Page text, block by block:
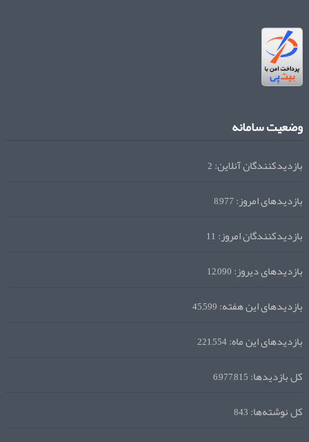
وضعیت سامانه
بازدیدکنندگان آنلاین:2
بازدیدهای امروز:8,977
بازدیدکنندگان امروز:11
بازدیدهای دیروز:12,090
بازدیدهای این هفته:45,599
بازدیدهای این ماه:221,554
کل بازدیدها:6,977,815
کل نوشته‌ها:843